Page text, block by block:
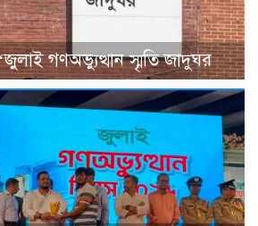
গণঅভ্যুত্থান স্মৃতি জাদুঘর